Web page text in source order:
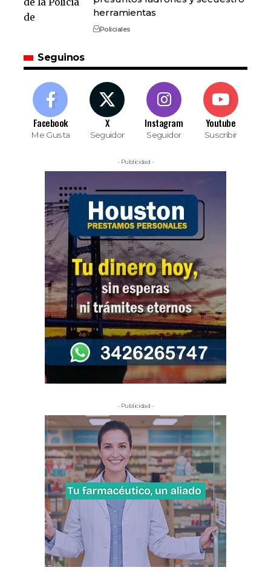
herramientas
Policiales
Seguinos
Facebook
Me Gusta
X
Seguidor
Instagram
Seguidor
Youtube
Suscribir
- Publicidad -
- Publicidad -